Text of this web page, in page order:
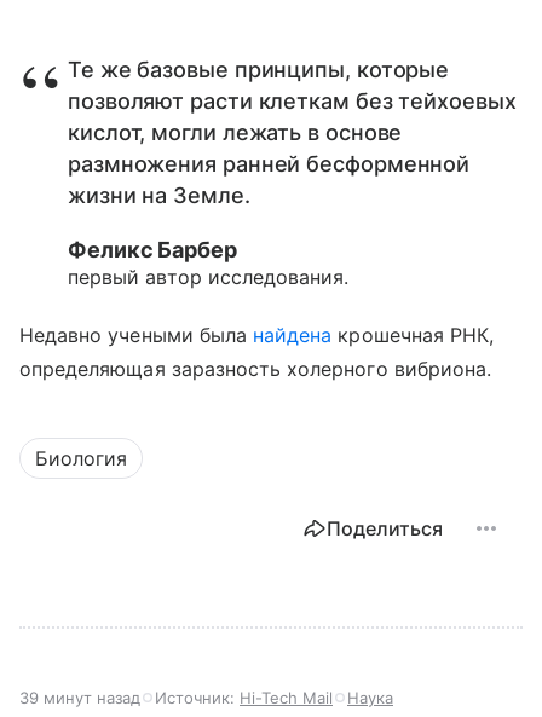
Те же базовые принципы, которые
позволяют расти клеткам без тейхоевых
кислот, могли лежать в основе
размножения ранней бесформенной
жизни на Земле.
Феликс Барбер
первый автор исследования.
Недавно учеными была найдена крошечная РНК,
определяющая заразность холерного вибриона.
Биология
Поделиться
39 минут назад Источник: Hi-Tech Mail Наука